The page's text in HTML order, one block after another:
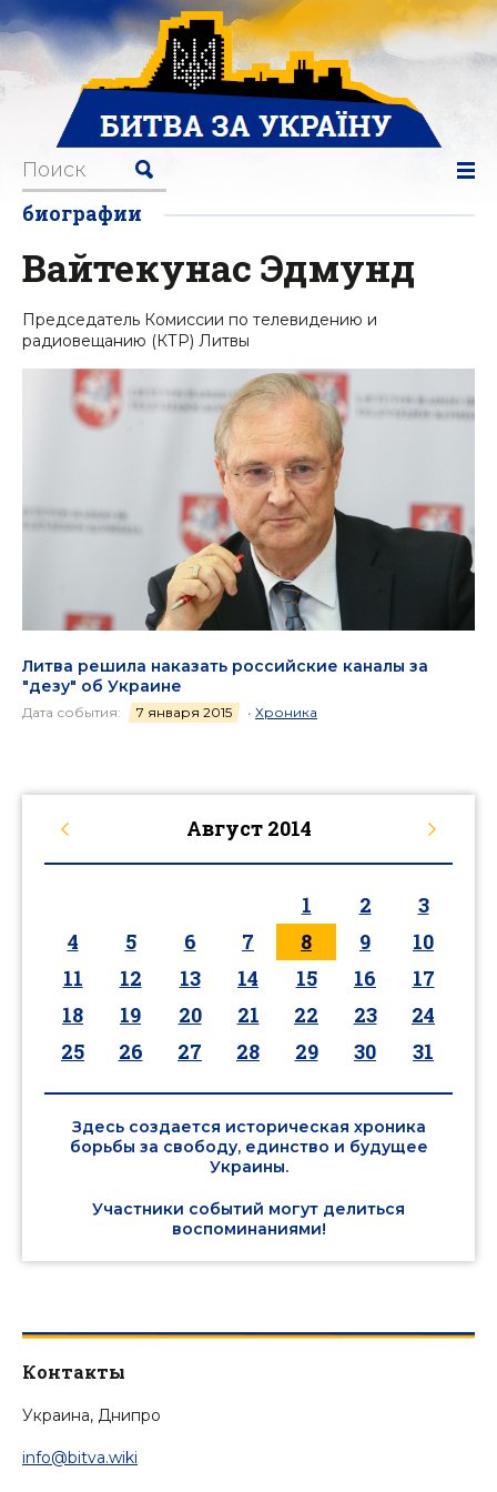
биографии
Вайтекунас Эдмунд
Председатель Комиссии по телевидению и
радиовещанию (КТР) Литвы
Литва решила наказать российские каналы за
"дезу" об Украине
Дата события: 7 января 2015 • Хроника
Август 2014
1 2
3
4
5 6 7 8 9
10
11
12 13 14 15 16
17
18
19 20 21 22 23
24
25
26 27 28 29 30 31
Здесь создается историческая хроника
борьбы за свободу, единство и будущее
Украины.
Участники событий могут делиться
воспоминаниями!
Контакты
Украина, Днипро
info@bitva.wiki